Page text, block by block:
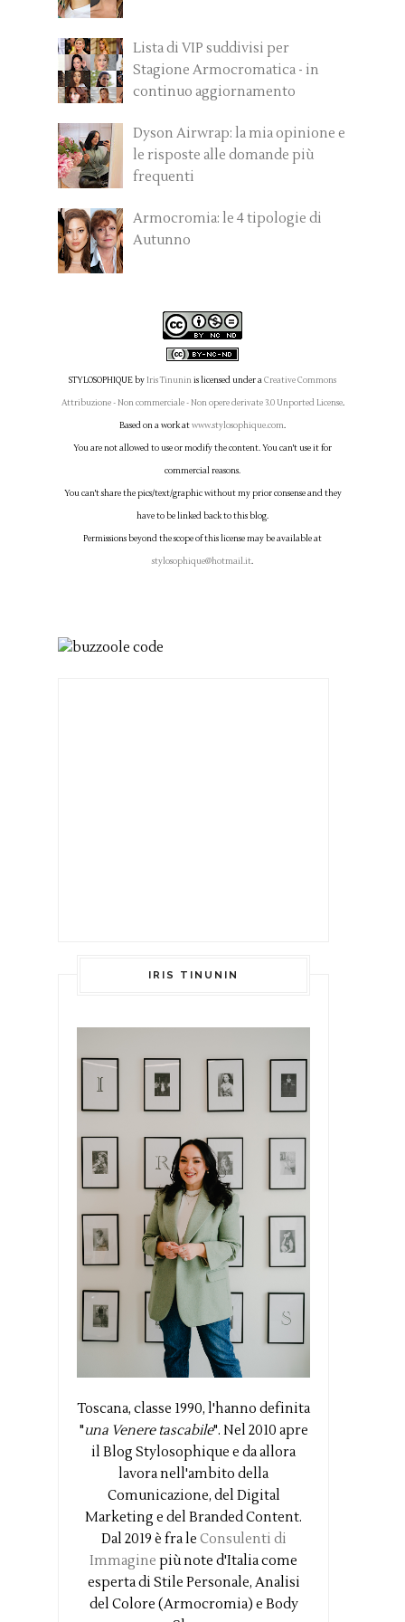
Lista di VIP suddivisi per
Stagione Armocromatica - in
continuo aggiornamento
Dyson Airwrap: la mia opinione e
le risposte alle domande più
frequenti
Armocromia: le 4 tipologie di
Autunno
STYLOSOPHIQUEbyIris Tinuninis licensed under aCreative Commons
Attribuzione - Non commerciale - Non opere derivate 3.0 Unported License.
Based on a work atwww.stylosophique.com.
You are not allowed to use or modify the content. You can't use it for
commercial reasons.
You can't share the pics/text/graphic without my prior consense and they
have to be linked back to this blog.
Permissions beyond the scope of this license may be available at
stylosophique@hotmail.it.
IRIS TINUNIN
Toscana, classe 1990, l'hanno definita
"una Venere tascabile". Nel 2010 apre
il Blog Stylosophique e da allora
lavora nell'ambito della
Comunicazione, del Digital
Marketing e del Branded Content.
Dal 2019 è fra le Consulenti di
Immagine più note d'Italia come
esperta di Stile Personale, Analisi
del Colore (Armocromia) e Body